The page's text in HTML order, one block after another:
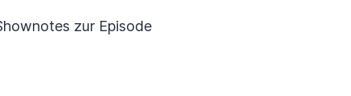
zur Episode